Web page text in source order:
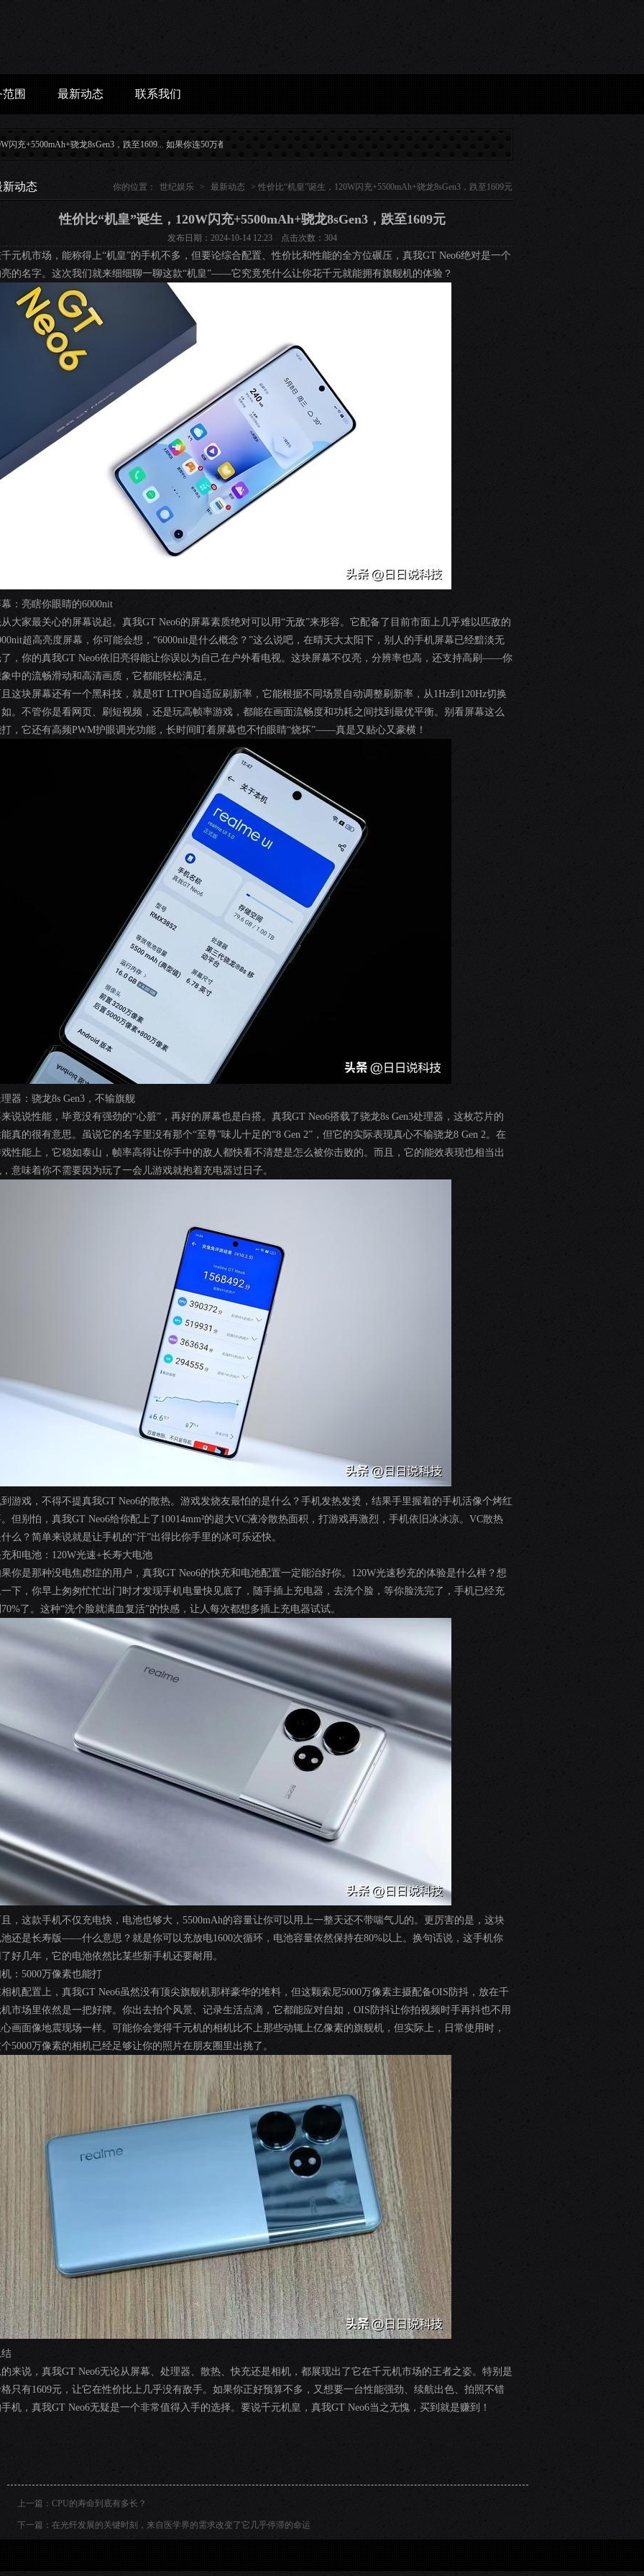
围 最新动态 联系我们
龙8sGen3，跌至1609... 如果你连50万都没有，请记住这些话_生活_情绪_让你在...
新动态 你的位置： 世纪娱乐 > 最新动态 > 性价比“机皇”诞生，120W闪充+5500mAh+骁龙8sGen3，跌至1609元
性价比“机皇”诞生，120W闪充+5500mAh+骁龙8sGen3，跌至1609元
发布日期：2024-10-14 12:23 点击次数：304
元机市场，能称得上“机皇”的手机不多，但要论综合配置、性价比和性能的全方位碾压，真我GT Neo6绝对是一个
的名字。这次我们就来细细聊一聊这款“机皇”——它究竟凭什么让你花千元就能拥有旗舰机的体验？
：亮瞎你眼睛的6000nit
大家最关心的屏幕说起。真我GT Neo6的屏幕素质绝对可以用“无敌”来形容。它配备了目前市面上几乎难以匹敌的
超高亮度屏幕，你可能会想，“6000nit是什么概念？”这么说吧，在晴天大太阳下，别人的手机屏幕已经黯淡无
，你的真我GT Neo6依旧亮得能让你误以为自己在户外看电视。这块屏幕不仅亮，分辨率也高，还支持高刷——你
中的流畅滑动和高清画质，它都能轻松满足。
这块屏幕还有一个黑科技，就是8T LTPO自适应刷新率，它能根据不同场景自动调整刷新率，从1Hz到120Hz切换
。不管你是看网页、刷短视频，还是玩高帧率游戏，都能在画面流畅度和功耗之间找到最优平衡。别看屏幕这么
，它还有高频PWM护眼调光功能，长时间盯着屏幕也不怕眼睛“烧坏”——真是又贴心又豪横！
器：骁龙8s Gen3，不输旗舰
说说性能，毕竟没有强劲的“心脏”，再好的屏幕也是白搭。真我GT Neo6搭载了骁龙8s Gen3处理器，这枚芯片的
真的很有意思。虽说它的名字里没有那个“至尊”味儿十足的“8 Gen 2”，但它的实际表现真心不输骁龙8 Gen 2。在
性能上，它稳如泰山，帧率高得让你手中的敌人都快看不清楚是怎么被你击败的。而且，它的能效表现也相当出
意味着你不需要因为玩了一会儿游戏就抱着充电器过日子。
游戏，不得不提真我GT Neo6的散热。游戏发烧友最怕的是什么？手机发热发烫，结果手里握着的手机活像个烤红
但别怕，真我GT Neo6给你配上了10014mm²的超大VC液冷散热面积，打游戏再激烈，手机依旧冰冰凉。VC散热
么？简单来说就是让手机的“汗”出得比你手里的冰可乐还快。
和电池：120W光速+长寿大电池
你是那种没电焦虑症的用户，真我GT Neo6的快充和电池配置一定能治好你。120W光速秒充的体验是什么样？想
下，你早上匆匆忙忙出门时才发现手机电量快见底了，随手插上充电器，去洗个脸，等你脸洗完了，手机已经充
了。这种“洗个脸就满血复活”的快感，让人每次都想多插上充电器试试。
，这款手机不仅充电快，电池也够大，5500mAh的容量让你可以用上一整天还不带喘气儿的。更厉害的是，这块
还是长寿版——什么意思？就是你可以充放电1600次循环，电池容量依然保持在80%以上。换句话说，这手机你
好几年，它的电池依然比某些新手机还要耐用。
：5000万像素也能打
机配置上，真我GT Neo6虽然没有顶尖旗舰机那样豪华的堆料，但这颗索尼5000万像素主摄配备OIS防抖，放在千
市场里依然是一把好牌。你出去拍个风景、记录生活点滴，它都能应对自如，OIS防抖让你拍视频时手再抖也不用
画面像地震现场一样。可能你会觉得千元机的相机比不上那些动辄上亿像素的旗舰机，但实际上，日常使用时，
5000万像素的相机已经足够让你的照片在朋友圈里出挑了。
来说，真我GT Neo6无论从屏幕、处理器、散热、快充还是相机，都展现出了它在千元机市场的王者之姿。特别是
只有1609元，让它在性价比上几乎没有敌手。如果你正好预算不多，又想要一台性能强劲、续航出色、拍照不错
机，真我GT Neo6无疑是一个非常值得入手的选择。要说千元机皇，真我GT Neo6当之无愧，买到就是赚到！
上一篇： CPU的寿命到底有多长？
下一篇： 在光纤发展的关键时刻，来自医学界的需求改变了它几乎停滞的命运